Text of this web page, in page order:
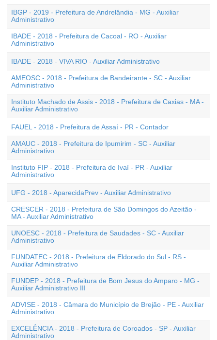
IBGP - 2019 - Prefeitura de Andrelândia - MG - Auxiliar
Administrativo
IBADE - 2018 - Prefeitura de Cacoal - RO - Auxiliar
Administrativo
IBADE - 2018 - VIVA RIO - Auxiliar Administrativo
AMEOSC - 2018 - Prefeitura de Bandeirante - SC - Auxiliar
Administrativo
Instituto Machado de Assis - 2018 - Prefeitura de Caxias - MA -
Auxiliar Administrativo
FAUEL - 2018 - Prefeitura de Assaí - PR - Contador
AMAUC - 2018 - Prefeitura de Ipumirim - SC - Auxiliar
Administrativo
Instituto FIP - 2018 - Prefeitura de Ivaí - PR - Auxiliar
Administrativo
UFG - 2018 - AparecidaPrev - Auxiliar Administrativo
CRESCER - 2018 - Prefeitura de São Domingos do Azeitão -
MA - Auxiliar Administrativo
UNOESC - 2018 - Prefeitura de Saudades - SC - Auxiliar
Administrativo
FUNDATEC - 2018 - Prefeitura de Eldorado do Sul - RS -
Auxiliar Administrativo
FUNDEP - 2018 - Prefeitura de Bom Jesus do Amparo - MG -
Auxiliar Administrativo III
ADVISE - 2018 - Câmara do Município de Brejão - PE - Auxiliar
Administrativo
EXCELÊNCIA - 2018 - Prefeitura de Coroados - SP - Auxiliar
Administrativo